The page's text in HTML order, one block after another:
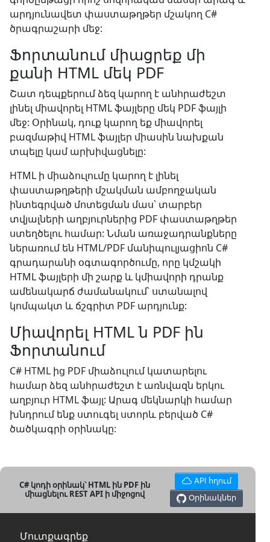
արդյունավետ փաստաթղթեր մշակող C#
ծրագրաշարի մեջ:
Ֆորտանում միացրեք մի
քանի HTML մեկ PDF
Շատ դեպքերում ձեզ կարող է անհրաժեշտ
լինել միավորել HTML ֆայլերը մեկ PDF ֆայլի
մեջ: Օրինակ, դուք կարող եք միավորել
բազմաթիվ HTML ֆայլեր միասին նախքան
տպելը կամ արխիվացնելը:
HTML ի միաձուլումը կարող է լինել
փաստաթղթերի մշակման ամբողջական
ինտեգրված մոտեցման մաս՝ տարբեր
տվյալների աղբյուրներից PDF փաստաթղթեր
ստեղծելու համար: Նման առաջադրանքները
ներառում են HTML/PDF մանիպուլյացիոն C#
գրադարանի օգտագործումը, որը կմշակի
HTML ֆայլերի մի շարք և կմիավորի դրանք
ամենակարճ ժամանակում՝ ստանալով
կոմպակտ և ճշգրիտ PDF արդյունք:
Միավորել HTML ն PDF ին
Ֆորտանում
C# HTML ից PDF միաձուլում կատարելու
համար ձեզ անհրաժեշտ է առնվազն երկու
աղբյուր HTML ֆայլ: Արագ մեկնարկի համար
խնդրում ենք ստուգել ստորև բերված C#
ծածկագրի օրինակը:
C# կոդի օրինակ՝ HTML ին PDF ին
միացնելու REST API ի միջոցով
API հղում
Օրինակներ
Մուտքագրեք